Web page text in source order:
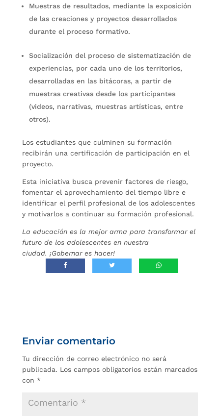
Muestras de resultados, mediante la exposición
de las creaciones y proyectos desarrollados
durante el proceso formativo.
Socialización del proceso de sistematización de
experiencias, por cada uno de los territorios,
desarrolladas en las bitácoras, a partir de
muestras creativas desde los participantes
(videos, narrativas, muestras artísticas, entre
otros).
Los estudiantes que culminen su formación
recibirán una certificación de participación en el
proyecto.
Esta iniciativa busca prevenir factores de riesgo,
fomentar el aprovechamiento del tiempo libre e
identificar el perfil profesional de los adolescentes
y motivarlos a continuar su formación profesional.
La educación es la mejor arma para transformar el
futuro de los adolescentes en nuestra
ciudad. ¡Gobernar es hacer!
Enviar comentario
Tu dirección de correo electrónico no será
publicada. Los campos obligatorios están marcados
con *